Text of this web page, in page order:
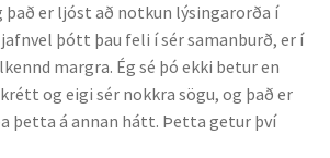
það er ljóst að notkun lýsingarorða í
þótt þau feli í sér samanburð, er í
margra. Ég sé þó ekki betur en
og eigi sér nokkra sögu, og það er
þetta á annan hátt. Þetta getur því